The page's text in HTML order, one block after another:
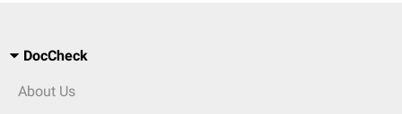
DocCheck
About Us